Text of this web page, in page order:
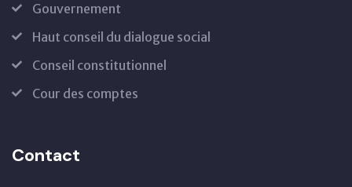
Gouvernement
Haut conseil du dialogue social
Conseil constitutionnel
Cour des comptes
Contact